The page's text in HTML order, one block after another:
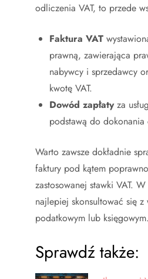
odliczenia VAT, to przede
Faktura VAT
prawną, zawierająca
nabywcy i sprzedawcy
kwotę VAT.
Dowód zapłatyza
podstawą do
Warto zawsze dokładnie
faktury pod kątem
zastosowanej stawki VAT.
najlepiej skonsultować się z
podatkowym lub księgowym.
Sprawdź także: